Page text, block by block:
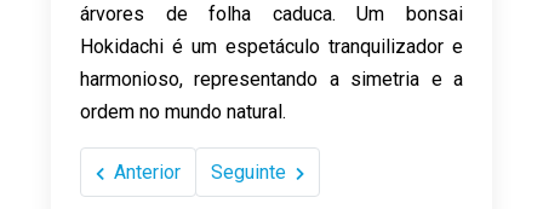
árvores de folha caduca. Um bonsai
Hokidachi é um espetáculo tranquilizador e
harmonioso, representando a simetria e a
ordem no mundo natural.
Anterior Seguinte